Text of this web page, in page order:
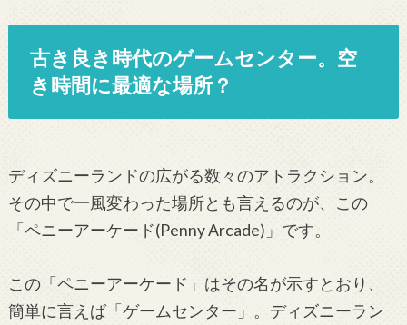
古き良き時代のゲームセンター。空
き時間に最適な場所？
ディズニーランドの広がる数々のアトラクション。
その中で一風変わった場所とも言えるのが、この
「ペニーアーケード(Penny Arcade)」です。
この「ペニーアーケード」はその名が示すとおり、
簡単に言えば「ゲームセンター」。ディズニーラン